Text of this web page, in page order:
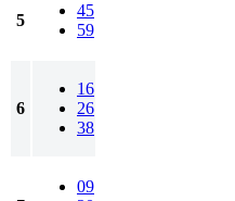
5
45
59
6
16
26
38
09